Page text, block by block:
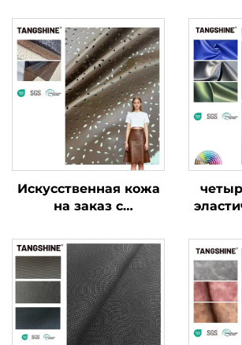
Искусственная кожа
на заказ с
кожеподобная ткань
для одежды и курток